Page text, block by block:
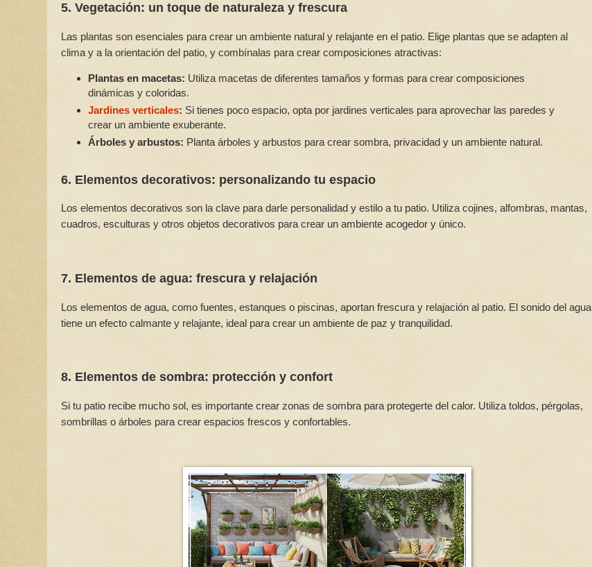
5. Vegetación: un toque de naturaleza y frescura
Las plantas son esenciales para crear un ambiente natural y relajante en el patio. Elige plantas que se adapten al
clima y a la orientación del patio, y combínalas para crear composiciones atractivas:
Plantas en macetas: Utiliza macetas de diferentes tamaños y formas para crear composiciones
dinámicas y coloridas.
Jardines verticales: Si tienes poco espacio, opta por jardines verticales para aprovechar las paredes y
crear un ambiente exuberante.
Árboles y arbustos: Planta árboles y arbustos para crear sombra, privacidad y un ambiente natural.
6. Elementos decorativos: personalizando tu espacio
Los elementos decorativos son la clave para darle personalidad y estilo a tu patio. Utiliza cojines, alfombras, mantas,
cuadros, esculturas y otros objetos decorativos para crear un ambiente acogedor y único.
7. Elementos de agua: frescura y relajación
Los elementos de agua, como fuentes, estanques o piscinas, aportan frescura y relajación al patio. El sonido del agua
tiene un efecto calmante y relajante, ideal para crear un ambiente de paz y tranquilidad.
8. Elementos de sombra: protección y confort
Si tu patio recibe mucho sol, es importante crear zonas de sombra para protegerte del calor. Utiliza toldos, pérgolas,
sombrillas o árboles para crear espacios frescos y confortables.